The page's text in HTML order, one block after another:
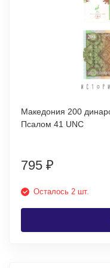
Македония 200
Псалом 41 UNC
795 ₽
Осталось 2 шт.